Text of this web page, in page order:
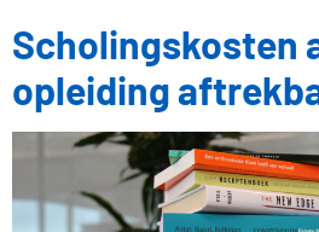
Scholingskosten
opleiding